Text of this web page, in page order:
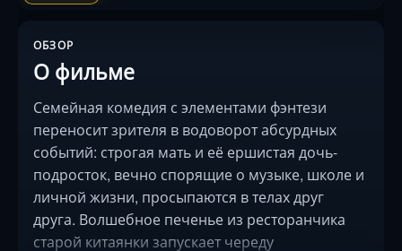
ОБЗОР
О фильме
Семейная комедия с элементами фэнтези
переносит зрителя в водоворот абсурдных
событий: строгая мать и её ершистая дочь-
подросток, вечно спорящие о музыке, школе и
личной жизни, просыпаются в телах друг
друга. Волшебное печенье из ресторанчика
старой китаянки запускает череду